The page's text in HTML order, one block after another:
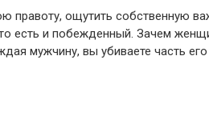
правоту, ощутить собственную
есть и побежденный. Зачем
мужчину, вы убиваете часть